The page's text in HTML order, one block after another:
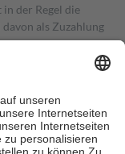
der Regel die
als Zuzahlung
Höhe von zehn
als die tatsächlichen
Apotheken.
beträgt die